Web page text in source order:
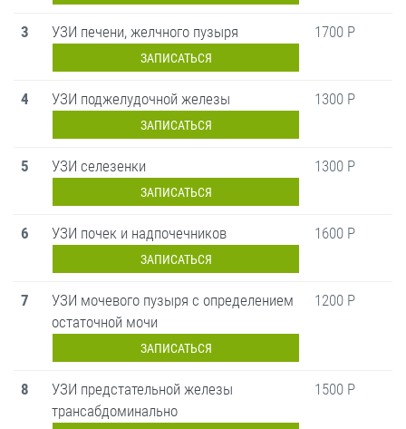
3 УЗИ печени, желчного пузыря
ЗАПИСАТЬСЯ
1700 Р
4 УЗИ поджелудочной железы
ЗАПИСАТЬСЯ
1300 Р
5 УЗИ селезенки
ЗАПИСАТЬСЯ
1300 Р
6 УЗИ почек и надпочечников
ЗАПИСАТЬСЯ
1600 Р
7
УЗИ мочевого пузыря с определением
остаточной мочи
ЗАПИСАТЬСЯ
1200 Р
8
УЗИ предстательной железы
трансабдоминально
1500 Р